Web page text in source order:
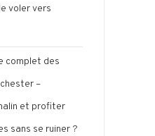
voler vers
complet des
–
et profiter
sans se ruiner ?